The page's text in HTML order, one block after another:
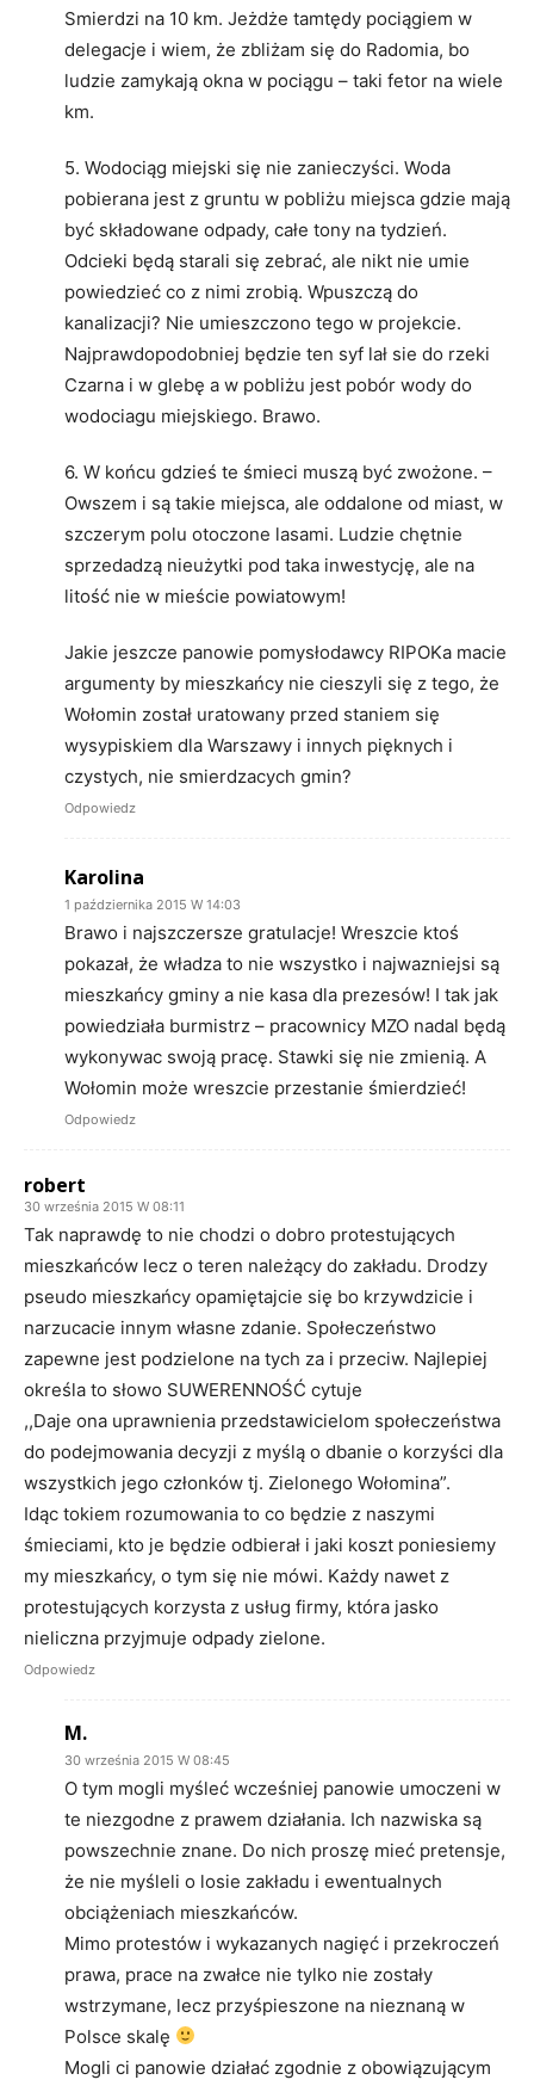
Smierdzi na 10 km. Jeżdże tamtędy pociągiem w
delegacje i wiem, że zbliżam się do Radomia, bo
ludzie zamykają okna w pociągu – taki fetor na wiele
km.
5. Wodociąg miejski się nie zanieczyści. Woda
pobierana jest z gruntu w pobliżu miejsca gdzie mają
być składowane odpady, całe tony na tydzień.
Odcieki będą starali się zebrać, ale nikt nie umie
powiedzieć co z nimi zrobią. Wpuszczą do
kanalizacji? Nie umieszczono tego w projekcie.
Najprawdopodobniej będzie ten syf lał sie do rzeki
Czarna i w glebę a w pobliżu jest pobór wody do
wodociagu miejskiego. Brawo.
6. W końcu gdzieś te śmieci muszą być zwożone. –
Owszem i są takie miejsca, ale oddalone od miast, w
szczerym polu otoczone lasami. Ludzie chętnie
sprzedadzą nieużytki pod taka inwestycję, ale na
litość nie w mieście powiatowym!
Jakie jeszcze panowie pomysłodawcy RIPOKa macie
argumenty by mieszkańcy nie cieszyli się z tego, że
Wołomin został uratowany przed staniem się
wysypiskiem dla Warszawy i innych pięknych i
czystych, nie smierdzacych gmin?
Odpowiedz
Karolina
1 października 2015 W 14:03
Brawo i najszczersze gratulacje! Wreszcie ktoś
pokazał, że władza to nie wszystko i najwazniejsi są
mieszkańcy gminy a nie kasa dla prezesów! I tak jak
powiedziała burmistrz – pracownicy MZO nadal będą
wykonywac swoją pracę. Stawki się nie zmienią. A
Wołomin może wreszcie przestanie śmierdzieć!
Odpowiedz
robert
30 września 2015 W 08:11
Tak naprawdę to nie chodzi o dobro protestujących
mieszkańców lecz o teren należący do zakładu. Drodzy
pseudo mieszkańcy opamiętajcie się bo krzywdzicie i
narzucacie innym własne zdanie. Społeczeństwo
zapewne jest podzielone na tych za i przeciw. Najlepiej
określa to słowo SUWERENNOŚĆ cytuje
,,Daje ona uprawnienia przedstawicielom społeczeństwa
do podejmowania decyzji z myślą o dbanie o korzyści dla
wszystkich jego członków tj. Zielonego Wołomina”.
Idąc tokiem rozumowania to co będzie z naszymi
śmieciami, kto je będzie odbierał i jaki koszt poniesiemy
my mieszkańcy, o tym się nie mówi. Każdy nawet z
protestujących korzysta z usług firmy, która jasko
nieliczna przyjmuje odpady zielone.
Odpowiedz
M.
30 września 2015 W 08:45
O tym mogli myśleć wcześniej panowie umoczeni w
te niezgodne z prawem działania. Ich nazwiska są
powszechnie znane. Do nich proszę mieć pretensje,
że nie myśleli o losie zakładu i ewentualnych
obciążeniach mieszkańców.
Mimo protestów i wykazanych nagięć i przekroczeń
prawa, prace na zwałce nie tylko nie zostały
wstrzymane, lecz przyśpieszone na nieznaną w
Polsce skalę
Mogli ci panowie działać zgodnie z obowiązującym